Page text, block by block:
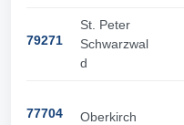
79271
St. Peter
Schwarzwal
d
77704 Oberkirch